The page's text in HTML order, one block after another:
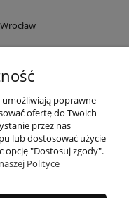
poprawne
ofertę do Twoich
przez nas
lub dostosować użycie
opcję "Dostosuj zgody".
Polityce